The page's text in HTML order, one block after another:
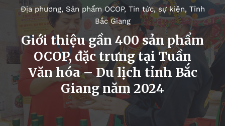
Địa phương, Sản phẩm OCOP, Tin tức, sự kiện, Tỉnh
Bắc Giang
Giới thiệu gần 400 sản phẩm
OCOP, đặc trưng tại Tuần
Văn hóa – Du lịch tỉnh Bắc
Giang năm 2024